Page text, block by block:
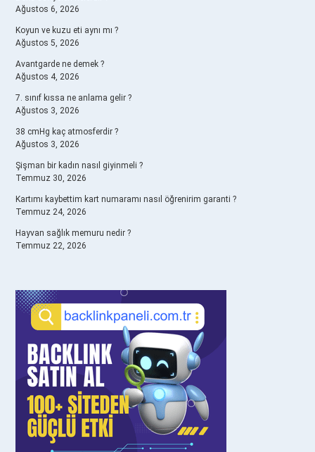
Ağustos 6, 2026
Koyun ve kuzu eti aynı mı ?
Ağustos 5, 2026
Avantgarde ne demek ?
Ağustos 4, 2026
7. sınıf kıssa ne anlama gelir ?
Ağustos 3, 2026
38 cmHg kaç atmosferdir ?
Ağustos 3, 2026
Şişman bir kadın nasıl giyinmeli ?
Temmuz 30, 2026
Kartımı kaybettim kart numaramı nasıl öğrenirim garanti ?
Temmuz 24, 2026
Hayvan sağlık memuru nedir ?
Temmuz 22, 2026